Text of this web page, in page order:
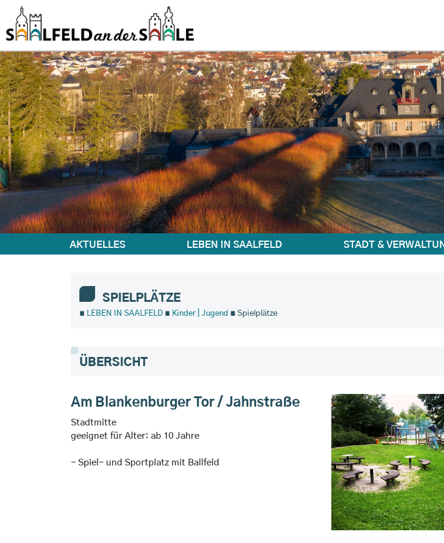
AKTUELLES LEBEN IN SAALFELD STADT &
SPIELPLÄTZE
∎ LEBEN IN SAALFELD ∎ Kinder | Jugend ∎ Spielplätze
ÜBERSICHT
Am Blankenburger Tor / Jahnstraße
Stadtmitte
geeignet für Alter: ab 10 Jahre
- Spiel- und Sportplatz mit Ballfeld